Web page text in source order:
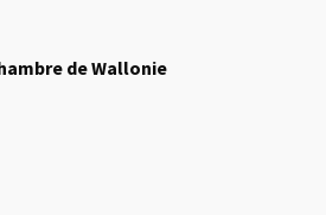
de Wallonie